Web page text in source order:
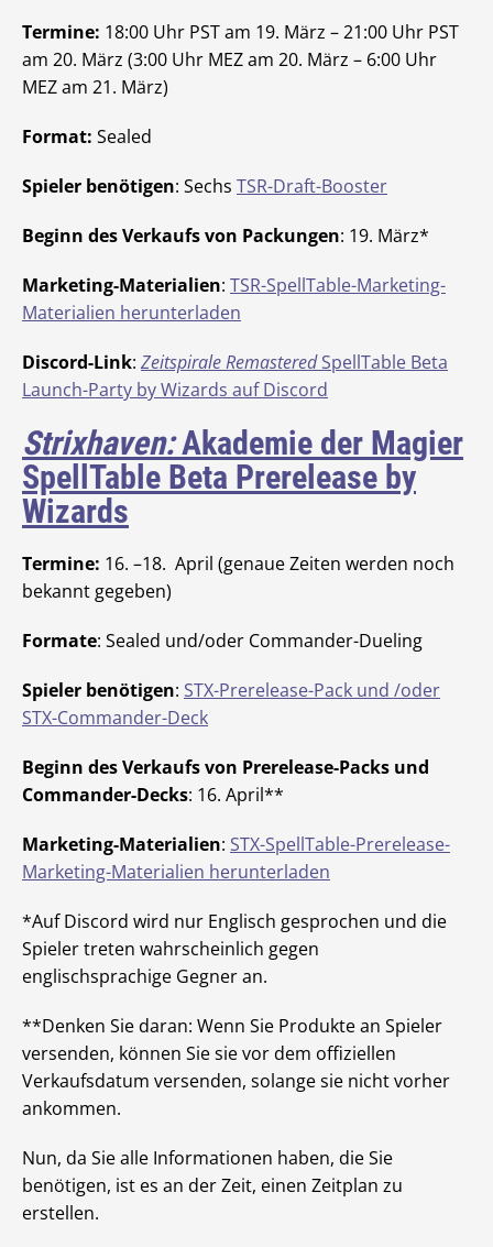
Termine: 18:00 Uhr PST am 19. März – 21:00 Uhr PST
am 20. März (3:00 Uhr MEZ am 20. März – 6:00 Uhr
MEZ am 21. März)
Format: Sealed
Spieler benötigen: Sechs TSR-Draft-Booster
Beginn des Verkaufs von Packungen: 19. März*
Marketing-Materialien: TSR-SpellTable-Marketing-
Materialien herunterladen
Discord-Link: Zeitspirale RemasteredSpellTable Beta
Launch-Party by Wizards auf Discord
Strixhaven:Akademie der Magier
SpellTable Beta Prerelease by
Wizards
Termine: 16. –18. April (genaue Zeiten werden noch
bekannt gegeben)
Formate: Sealed und/oder Commander-Dueling
Spieler benötigen: STX-Prerelease-Pack und /oder
STX-Commander-Deck
Beginn des Verkaufs von Prerelease-Packs und
Commander-Decks: 16. April**
Marketing-Materialien: STX-SpellTable-Prerelease-
Marketing-Materialien herunterladen
*Auf Discord wird nur Englisch gesprochen und die
Spieler treten wahrscheinlich gegen
englischsprachige Gegner an.
**Denken Sie daran: Wenn Sie Produkte an Spieler
versenden, können Sie sie vor dem offiziellen
Verkaufsdatum versenden, solange sie nicht vorher
ankommen.
Nun, da Sie alle Informationen haben, die Sie
benötigen, ist es an der Zeit, einen Zeitplan zu
erstellen.